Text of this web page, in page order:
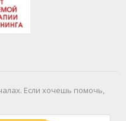
Если хочешь помочь,